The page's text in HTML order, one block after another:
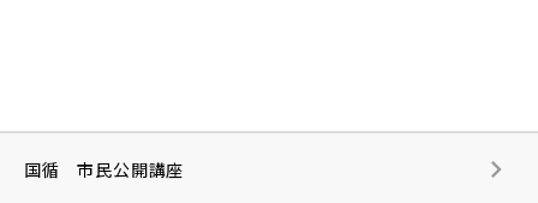
国循 市民公開講座